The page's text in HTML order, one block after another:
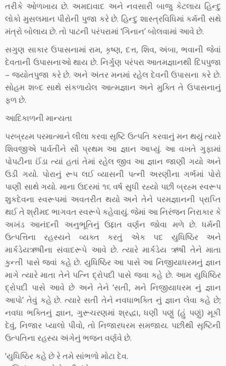
તરીકે ઓળખાય છે. અમદાવાદ અને નવસારી બાજુ કેટલાય હિન્દુ
લોકો મુસલમાન પીરોની પુજા કરે છે. હિન્દુ શાસ્ત્રવિધિમાં કર્મની સથે
મંત્રો બોલાય છે. તો પાટની પરંપરામાં ‘ગિનાન’ બોલવામાં આવે છે.
સગુણ સાકાર ઉપાસનામાં રામ, કૃષ્ણ, દત્ત, શિવ, અંબા, ભવાની જેવાં
દેવતાની ઉપાસનાઓ થાય છે. નિર્ગુણ પરંપરા આતમજ્ઞાનથી દિપપુજા
– જ્યોતપુજા કરે છે. અને અંતર મનમાં રહેલ દેવની ઉપાસના કરે છે.
સોહમ શબ્દ સાથે સંકળાયેલ આત્મજ્ઞાન અને મુક્તિ તે ઉપાસનાનું
ફળ છે.
આદિકાળની માન્યતા
પરબ્રહ્મ પરમાત્માને લીલા કરવા સૃષ્ટિ ઉત્પતિ કરવાનું મન થયું ત્યારે
શિવજીએ પાર્વતીને સૌ પ્રથમ આ જ્ઞાન આપ્યું. આ વખતે ગુફામાં
પોપટીના ઈંડા ત્યાં હતાં તેમાં રહેલ જીવ આ જ્ઞાન જાણી ગયો અને
ઉડી ગયો. પોરાનું રૂપ લઈ વ્યાસની પત્ની અરણીના ગર્ભમાં પોરો
પાણી સાથે ગયો. માના ઉદરમાં ૧૬ વર્ષ સુધી રહ્યો પછી બ્રહ્મ સ્વરૂપ
શુકદેવના સ્વરૂપમાં અવતરીત થયો અને તેને પરમજ્ઞાનની પ્રાપ્તિ
થઈ તે શ્રીમદ ભાગવત સ્વરૂપે કહેવાયું. જેમાં આ નિરંજન નિરાકાર કે
અખંડ આનંદની અનુભૂતિનું ઉદ્દાત વર્ણન જોવા મળે છે. ધર્મની
ઉત્પત્તિના રહસ્યને વ્યક્ત કરતું એક પદ યુધિષ્ઠિર અને
માર્કડેયઋષીના સંવાદરૂપે આવે છે. ત્યારે માર્કડેય ઋષી તેને માતા
કુન્તી પાસે જવાં કહે છે. યુધિષ્ઠિર આ પાસે આ નિજીયાધરમનું જ્ઞાન
માગે ત્યારે માતા તેને પત્નિ દ્રોપદી પાસે જવા કહે છે. આમ યુધિષ્ઠિર
દ્રોપદી પાસે આવે છે અને તેને ‘સતી, મને નિજીયાધરમ નું જ્ઞાન
આપો’ તેવું કહે છે. ત્યારે સતી તેને નવધાભક્તિ નું જ્ઞાન લેવા કહે છે;
નવધા ભક્તિનું જ્ઞાન, ગુરૂચરણમાં શ્રદ્ધા, ધણી પણું (હું પણું) મૂકી
દેવું, નિજાર પ્યાલો પીવો, તો નિજારધરમ સમજાય. પછીથી સૃષ્ટિની
ઉત્પતિના રહસ્ય અંગેનું ભજન વર્ણવે છે.
‘યુધિષ્ઠિર કહે છે રે તમે સાંભળો મોટા દેવ.